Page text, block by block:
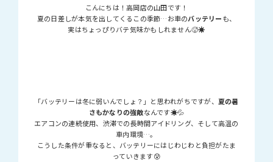
こんにちは！高岡店の山田です！
夏の日差しが本気を出してくるこの季節…お車のバッテリーも、
実はちょっぴりバテ気味かもしれません🥵☀️
「バッテリーは冬に弱いんでしょ？」と思われがちですが、 夏の暑
さもかなりの強敵なんです☀️💦
エアコンの連続使用、渋滞での長時間アイドリング、そして高温の
車内環境…。
こうした条件が重なると、バッテリーにはじわじわと負担がたま
っていきます😰